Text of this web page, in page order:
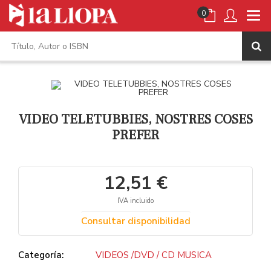
0
VIDEO TELETUBBIES, NOSTRES COSES
PREFER
12,51 €
IVA incluido
Consultar disponibilidad
Categoría: VIDEOS /DVD / CD MUSICA